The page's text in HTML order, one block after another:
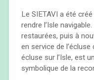
Le SIETAVI a été
rendre l’Isle
restaurées, puis à
en service de
écluse sur l’Isle, est
symbolique de la